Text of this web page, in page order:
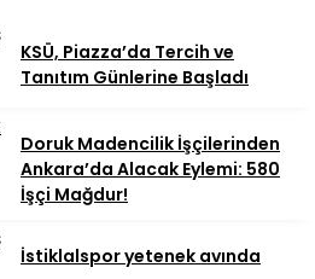
KSÜ, Piazza’da Tercih ve
Tanıtım Günlerine Başladı
Doruk Madencilik İşçilerinden
Ankara’da Alacak Eylemi: 580
İşçi Mağdur!
İstiklalspor yetenek avında